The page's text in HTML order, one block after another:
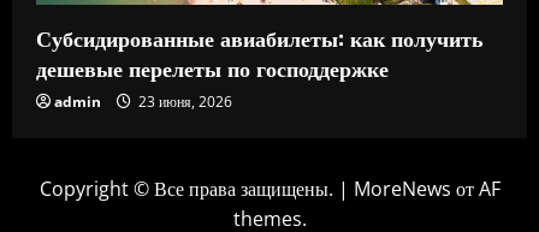
Субсидированные авиабилеты: как получить
дешевые перелеты по господдержке
admin 23 июня, 2026
Copyright © Все права защищены. | MoreNews от AF
themes.